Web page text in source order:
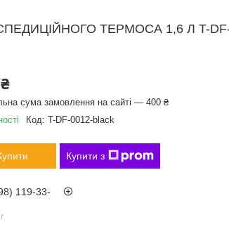
ТЕРМОСА 1,6 Л T-DF-
сума замовлення на сайті — 400 ₴
Код: T-DF-0012-black
Купити з
119-33-